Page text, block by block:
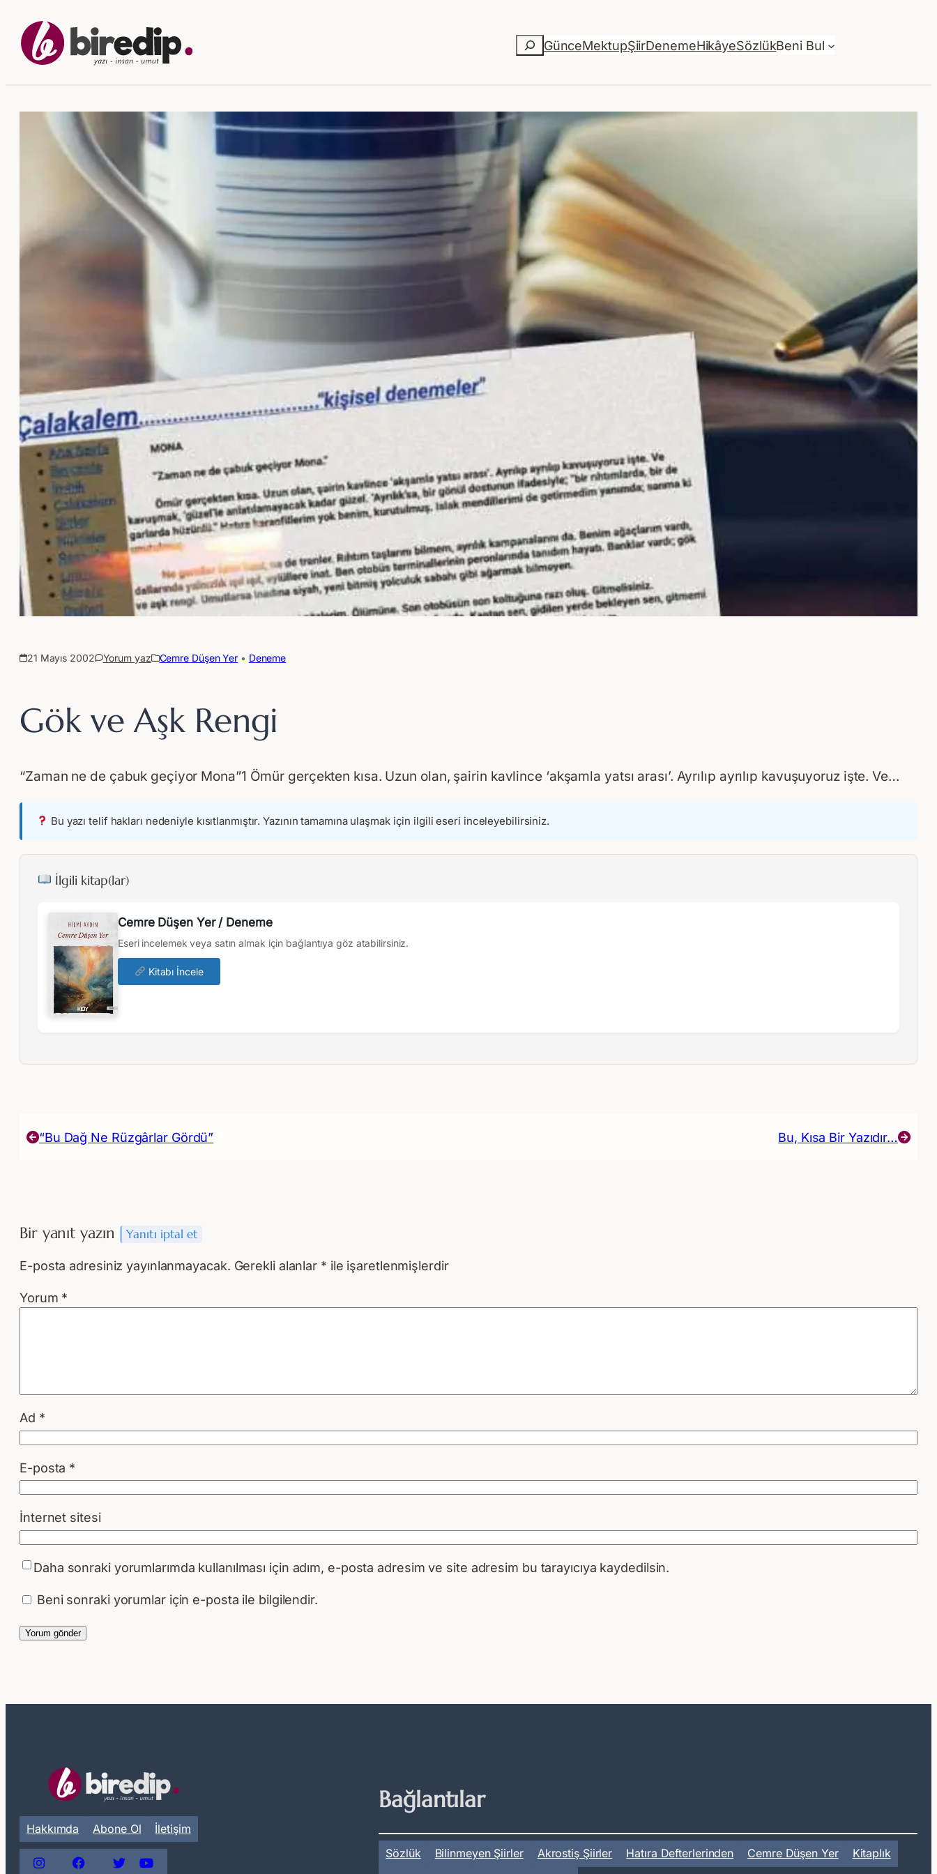
Ara GünceMektupŞiirDenemeHikâyeSözlükBeni Bul
21 Mayıs 2002 Yorum yaz Cemre Düşen Yer • Deneme
Gök ve Aşk Rengi
“Zaman ne de çabuk geçiyor Mona”1 Ömür gerçekten kısa. Uzun olan, şairin kavlince ‘akşamla yatsı arası’. Ayrılıp ayrılıp kavuşuyoruz işte. Ve…
Bu yazı telif hakları nedeniyle kısıtlanmıştır. Yazının tamamına ulaşmak için ilgili eseri inceleyebilirsiniz.
İlgili kitap(lar)
Cemre Düşen Yer / Deneme
Eseri incelemek veya satın almak için bağlantıya göz atabilirsiniz.
Kitabı İncele
“Bu Dağ Ne Rüzgârlar Gördü” Bu, Kısa Bir Yazıdır…
Bir yanıt yazın Yanıtı iptal et
E-posta adresiniz yayınlanmayacak. Gerekli alanlar * ile işaretlenmişlerdir
Yorum *
Ad *
E-posta *
İnternet sitesi
Daha sonraki yorumlarımda kullanılması için adım, e-posta adresim ve site adresim bu tarayıcıya kaydedilsin.
Beni sonraki yorumlar için e-posta ile bilgilendir.
Hakkımda Abone Ol İletişim
Bağlantılar
Sözlük Bilinmeyen Şiirler Akrostiş Şiirler Hatıra Defterlerinden Cemre Düşen Yer
Kitaplık